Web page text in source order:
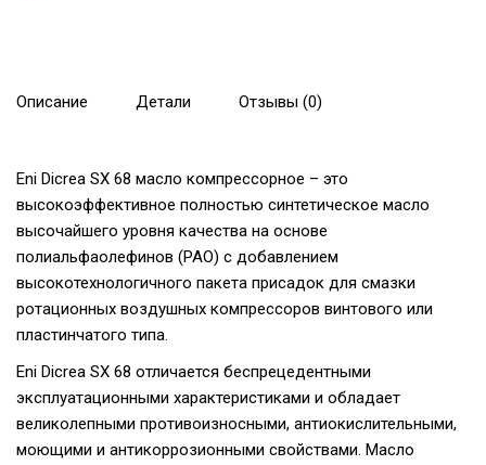
Описание Детали Отзывы (0)
Eni Dicrea SX 68 масло компрессорное – это
высокоэффективное полностью синтетическое масло
высочайшего уровня качества на основе
полиальфаолефинов (PAO) с добавлением
высокотехнологичного пакета присадок для смазки
ротационных воздушных компрессоров винтового или
пластинчатого типа.
Eni Dicrea SX 68 отличается беспрецедентными
эксплуатационными характеристиками и обладает
великолепными противоизносными, антиокислительными,
моющими и антикоррозионными свойствами. Масло